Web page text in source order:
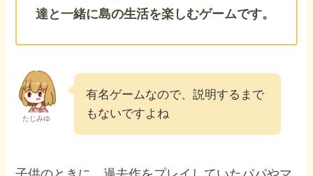
達と一緒に島の生活を楽しむゲームです。
たじみゆ
有名ゲームなので、説明するまで
もないですよね